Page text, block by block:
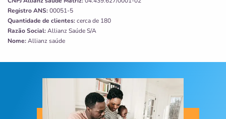
Registro ANS:00051-5
Quantidade de clientes:cerca de 180
Razão Social:Allianz Saúde S/A
Nome:Allianz saúde